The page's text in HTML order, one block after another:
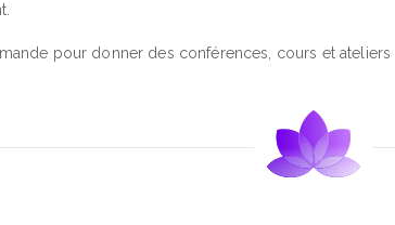
pour donner des conférences, cours et ateliers